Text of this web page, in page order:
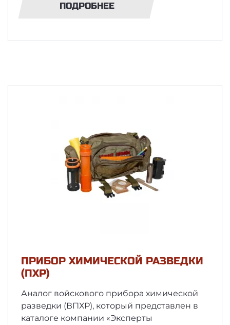
ПОДРОБНЕЕ
ПРИБОР ХИМИЧЕСКОЙ РАЗВЕДКИ
(ПХР)
Аналог войскового прибора химической
разведки (ВПХР), который представлен в
каталоге компании «Эксперты